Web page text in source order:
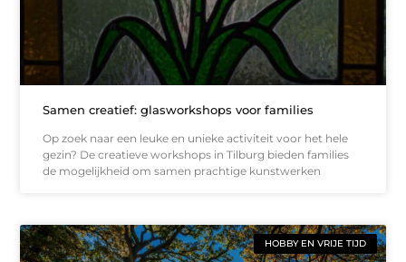
Samen creatief: glasworkshops voor families
Op zoek naar een leuke en unieke activiteit voor het hele
gezin? De creatieve workshops in Tilburg bieden families
de mogelijkheid om samen prachtige kunstwerken
HOBBY EN VRIJE TIJD